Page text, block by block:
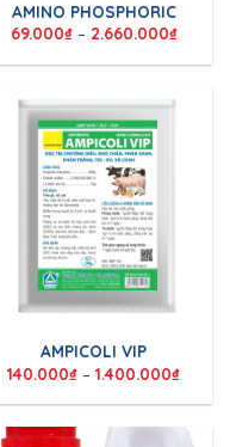
AMINO PHOSPHORIC
69.000₫– 2.660.000₫
AMPICOLI VIP
140.000₫ – 1.400.000₫